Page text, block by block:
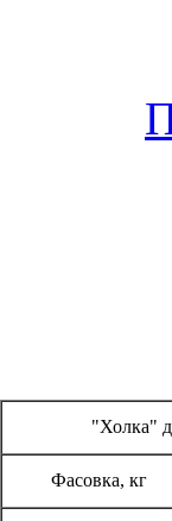
"Холка"
Фасовка, кг